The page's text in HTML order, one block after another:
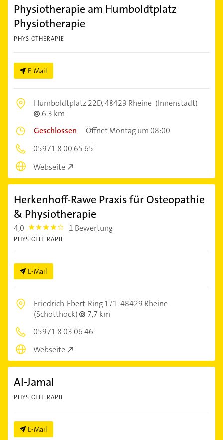
Physiotherapie am Humboldtplatz
Physiotherapie
PHYSIOTHERAPIE
E-Mail
Humboldtplatz 22D,48429 Rheine (Innenstadt)
6,3 km
Geschlossen –Öffnet Montag um 08:00
05971 8 00 65 65
Webseite
Herkenhoff-Rawe Praxis für Osteopathie
& Physiotherapie
4,0 4.0 1 Bewertung
PHYSIOTHERAPIE
E-Mail
Friedrich-Ebert-Ring 171,48429 Rheine
(Schotthock)
7,7 km
05971 8 03 06 46
Webseite
Al-Jamal
PHYSIOTHERAPIE
E-Mail